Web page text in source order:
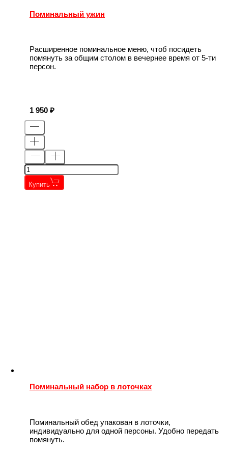
Поминальный ужин
Расширенное поминальное меню, чтоб посидеть
помянуть за общим столом в вечернее время от 5-ти
персон.
1 950
Купить
Поминальный набор в лоточках
Поминальный обед упакован в лоточки,
индивидуально для одной персоны. Удобно передать
помянуть.